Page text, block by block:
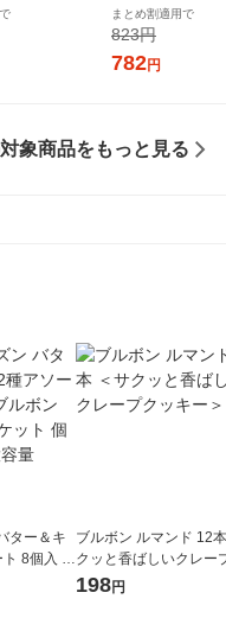
入）
ク 1000ml ６倍
量 飲むお酢 リ
まとめ割適用で
823円
782円
象商品をもっと見る
ター＆キ
ト 8個入 1
ー ビスケ
ブルボン ルマンド 12
クッと香ばしいクレー
ッキー＞ 1袋
198円